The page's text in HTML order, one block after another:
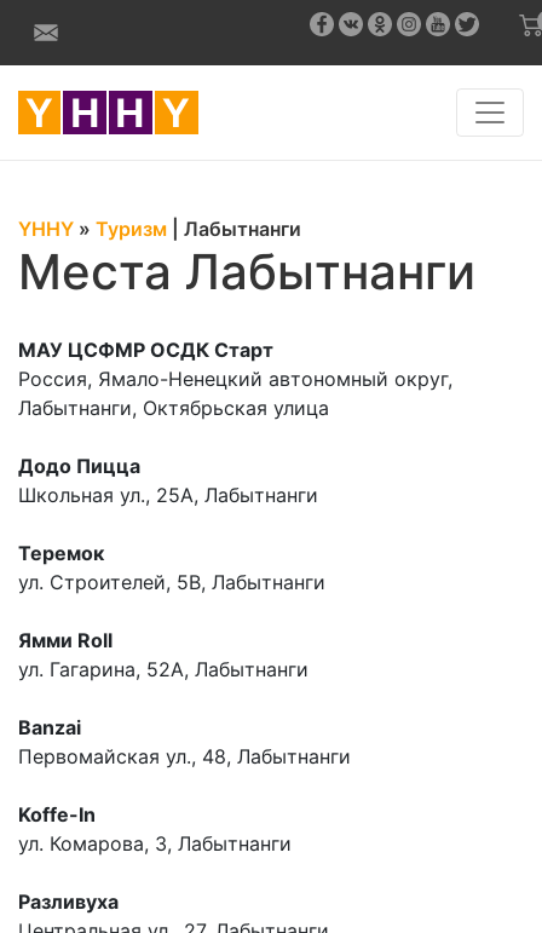
YHHY » Туризм Лабытнанги
Места Лабытнанги
МАУ ЦСФМР ОСДК Старт
Россия, Ямало-Ненецкий автономный округ,
Лабытнанги, Октябрьская улица
Додо Пицца
Школьная ул., 25А, Лабытнанги
Теремок
ул. Строителей, 5В, Лабытнанги
Ямми Roll
ул. Гагарина, 52А, Лабытнанги
Banzai
Первомайская ул., 48, Лабытнанги
Koffe-In
ул. Комарова, 3, Лабытнанги
Разливуха